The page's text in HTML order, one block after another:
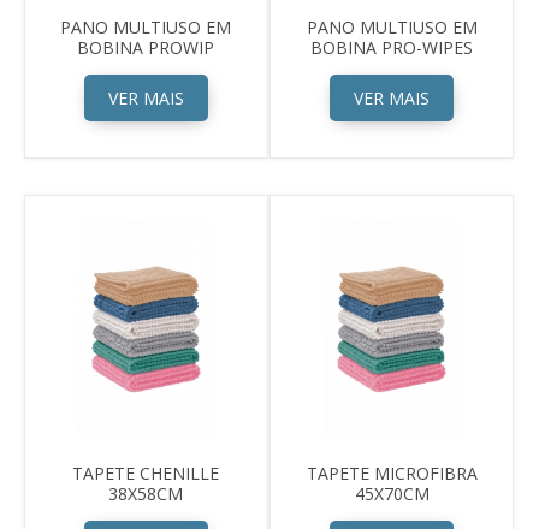
PANO MULTIUSO EM
BOBINA PROWIP
VER MAIS
PANO MULTIUSO EM
BOBINA PRO-WIPES
VER MAIS
TAPETE CHENILLE
38X58CM
TAPETE MICROFIBRA
45X70CM